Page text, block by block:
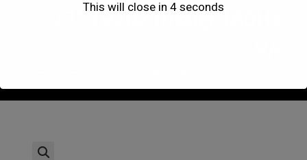
27" 1920×1080@180Hz
This will close in 3seconds